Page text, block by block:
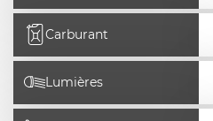
Carburant
Lumières